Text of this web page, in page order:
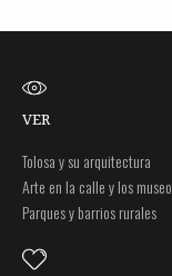
VER
Tolosa y su arquitectura
Arte en la calle y los
Parques y barrios rurales